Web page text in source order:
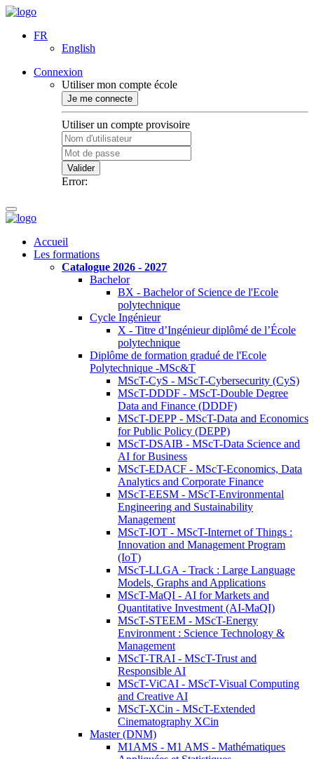
FR
English
Connexion
Utiliser mon compte école
Je me connecte
Utiliser un compte provisoire
Valider
Error:
Accueil
Les formations
Catalogue 2026 - 2027
Bachelor
BX - Bachelor of Science de l'Ecole
polytechnique
Cycle Ingénieur
X - Titre d’Ingénieur diplômé de l’École
polytechnique
Diplôme de formation gradué de l'Ecole
Polytechnique -MSc&T
MScT-CyS - MScT-Cybersecurity (CyS)
MScT-DDDF - MScT-Double Degree
Data and Finance (DDDF)
MScT-DEPP - MScT-Data and Economics
for Public Policy (DEPP)
MScT-DSAIB - MScT-Data Science and
AI for Business
MScT-EDACF - MScT-Economics, Data
Analytics and Corporate Finance
MScT-EESM - MScT-Environmental
Engineering and Sustainability
Management
MScT-IOT - MScT-Internet of Things :
Innovation and Management Program
(IoT)
MScT-LLGA - Track : Large Language
Models, Graphs and Applications
MScT-MaQI - AI for Markets and
Quantitative Investment (AI-MaQI)
MScT-STEEM - MScT-Energy
Environment : Science Technology &
Management
MScT-TRAI - MScT-Trust and
Responsible AI
MScT-ViCAI - MScT-Visual Computing
and Creative AI
MScT-XCin - MScT-Extended
Cinematography XCin
Master (DNM)
M1AMS - M1 AMS - Mathématiques